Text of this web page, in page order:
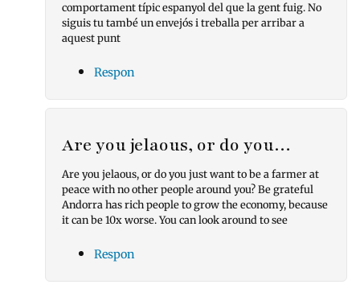
comportament típic espanyol del que la gent fuig. No
siguis tu també un envejós i treballa per arribar a
aquest punt
Respon
Are you jelaous, or do you…
Are you jelaous, or do you just want to be a farmer at
peace with no other people around you? Be grateful
Andorra has rich people to grow the economy, because
it can be 10x worse. You can look around to see
Respon